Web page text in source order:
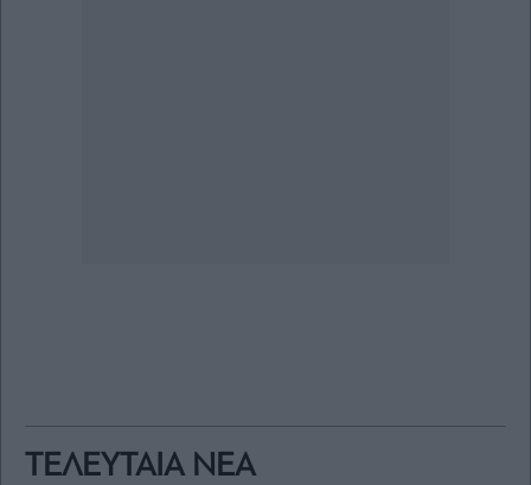
ΤΕΛΕΥΤΑΙΑ ΝΕΑ